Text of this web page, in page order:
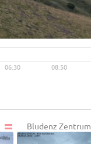
View
06:30 08:50
Bludenz Zentrum